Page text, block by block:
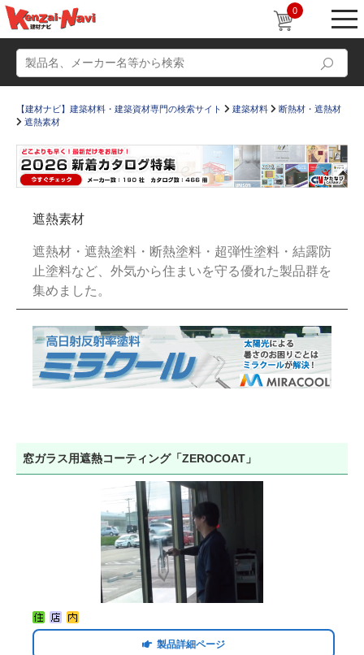
0
すまいリング 設計士インタビュー
Q＆A
【建材ナビ】建築材料・建築資材専門の検索サイト 建築材料
断熱材・遮熱材
遮熱素材
遮熱素材
遮熱材・遮熱塗料・断熱塗料・超弾性塗料・結露防
止塗料など、外気から住まいを守る優れた製品群を
集めました。
窓ガラス用遮熱コーティング「ZEROCOAT」
製品詳細ページ